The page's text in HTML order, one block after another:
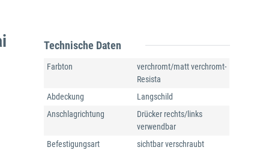
Technische Daten
Farbton
verchromt/matt verchromt-
Resista
Abdeckung
Langschild
Anschlagrichtung
Drücker rechts/links
verwendbar
Befestigungsart
sichtbar verschraubt